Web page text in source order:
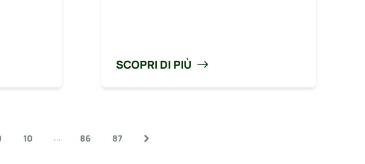
SCOPRI DI PIÙ
10 ... 86 87